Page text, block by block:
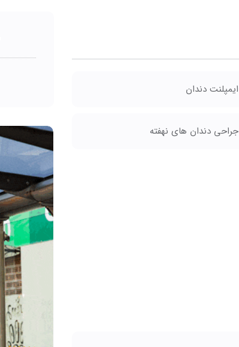
ایمپلنت دندان
جراحی دندان های نهفته